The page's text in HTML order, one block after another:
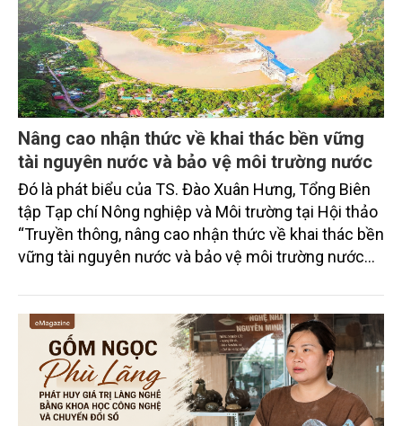
Nâng cao nhận thức về khai thác bền vững
tài nguyên nước và bảo vệ môi trường nước
Đó là phát biểu của TS. Đào Xuân Hưng, Tổng Biên
tập Tạp chí Nông nghiệp và Môi trường tại Hội thảo
“Truyền thông, nâng cao nhận thức về khai thác bền
vững tài nguyên nước và bảo vệ môi trường nước
trường phối hợp với Sở Nông nghiệp và Môi trường
tỉnh Lai Châu tổ chức ngày 10/7/2026. Hội thảo thu
hút sự tham gia của hơn 100 đại biểu là lãnh đạo
các đơn vị thuộc Bộ Nông nghiệp và Môi trường,
chuyên gia, nhà khoa học, Sở Nông nghiệp và Môi
trường tỉnh Lai Châu và đại diện các cơ quan đơn vị